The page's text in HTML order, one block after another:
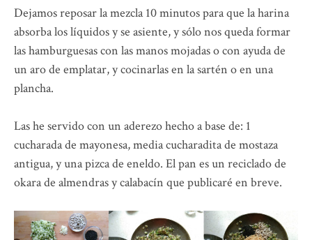
Dejamos reposar la mezcla 10 minutos para que la harina
absorba los líquidos y se asiente, y sólo nos queda formar
las hamburguesas con las manos mojadas o con ayuda de
un aro de emplatar, y cocinarlas en la sartén o en una
plancha.
Las he servido con un aderezo hecho a base de: 1
cucharada de mayonesa, media cucharadita de mostaza
antigua, y una pizca de eneldo. El pan es un reciclado de
okara de almendras y calabacín que publicaré en breve.